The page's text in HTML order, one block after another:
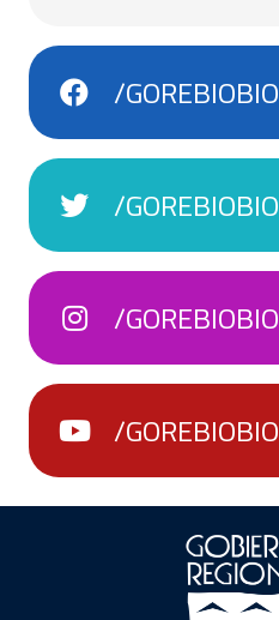
/GOREBIOBIO
/GOREBIOBIO
/GOREBIOBIO
/GOREBIOBIO